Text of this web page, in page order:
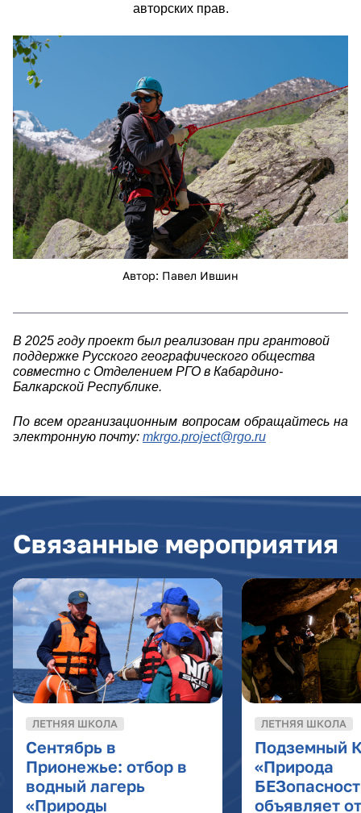
авторских прав.
pvi_1693.jpg
Автор: Павел Ившин
В 2025 году проект был реализован при грантовой
поддержке Русского географического общества
совместно с Отделением РГО в Кабардино-
Балкарской Республике.
По всем организационным вопросам обращайтесь на
электронную почту: mkrgo.project@rgo.ru
Связанные мероприятия
ЛЕТНЯЯ ШКОЛА
Сентябрь в
Прионежье: отбор в
водный лагерь
«Природы
ЛЕТНЯЯ ШКОЛА
Подземный
«Природа
объявляет